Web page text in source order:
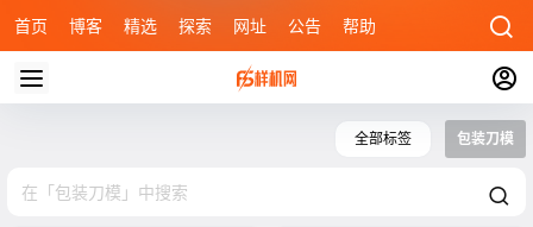
首页 博客 精选 探索 网址 公告 帮助
全部标签 包装刀模